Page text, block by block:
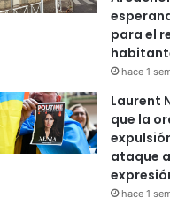
para el
hace 1
Laurent
que la
ataque
hace 1